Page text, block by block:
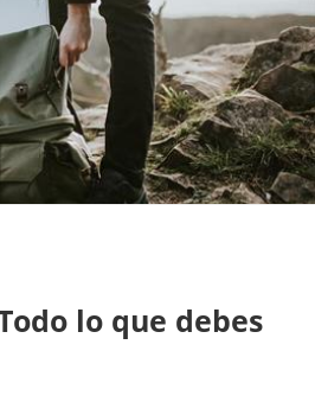
lo que debes